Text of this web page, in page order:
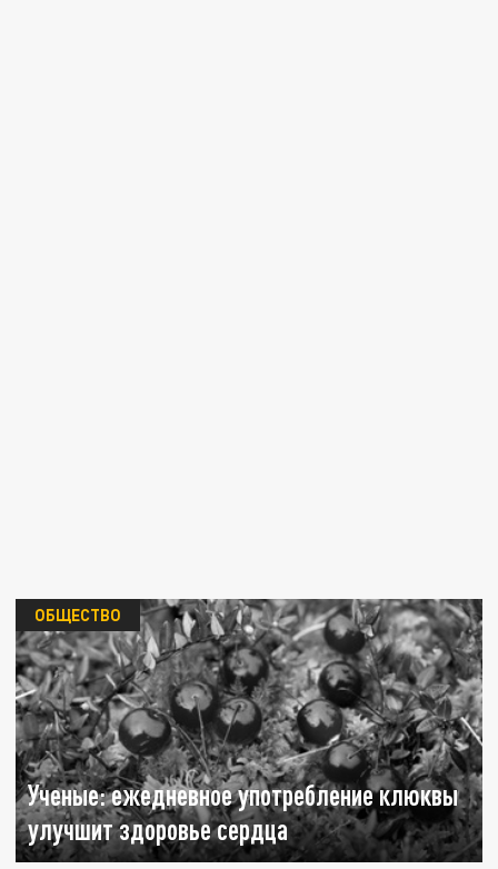
Ученые: ежедневное употребление клюквы
улучшит здоровье сердца
ОБЩЕСТВО